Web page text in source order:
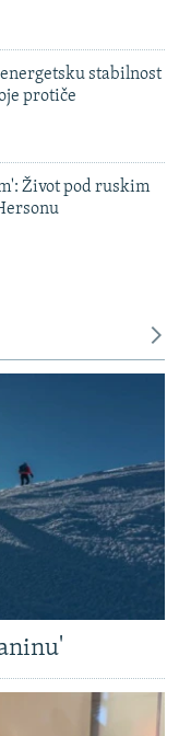
stabilnost
protiče
Život pod ruskim